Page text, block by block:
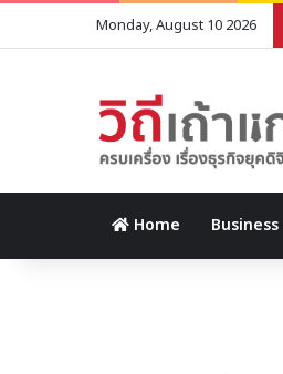
Monday, August 10 2026
Home Business